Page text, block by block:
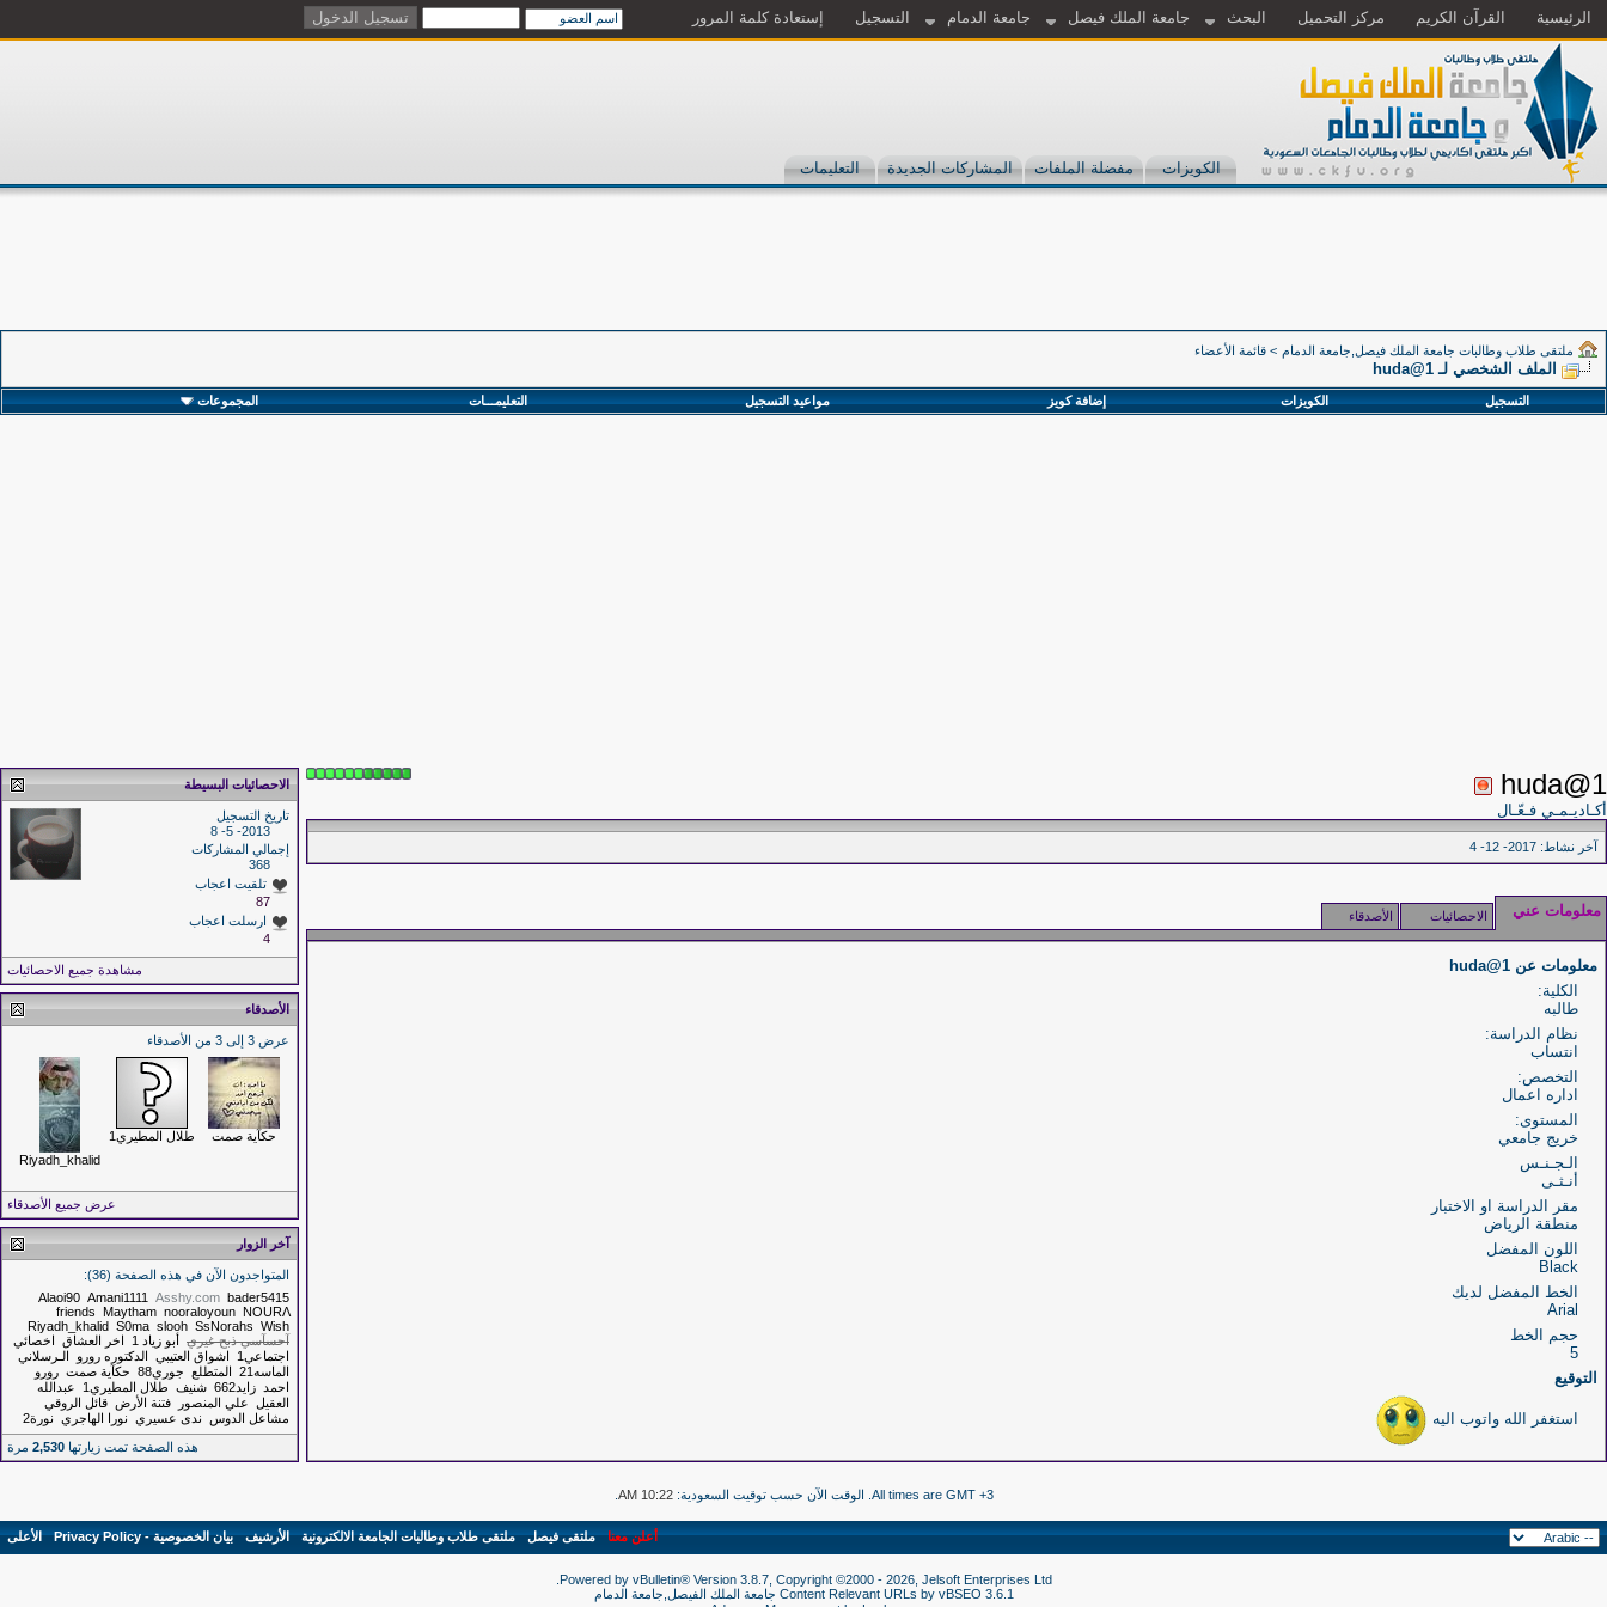
الرئيسية القرآن الكريم مركز التحميل البحث جامعة الملك فيصل جامعة الدمام التسجيل إستعادة كلمة المرور
الكويزات مفضلة الملفات المشاركات الجديدة التعليمات
ملتقى طلاب وطالبات جامعة الملك فيصل,جامعة الدمام > قائمة الأعضاء
الملف الشخصي لـ huda@1
التسجيل الكويزات إضافة كويز مواعيد التسجيل التعليمـــات المجموعات
huda@1
أكـاديـمـي فـعّـال
آخر نشاط:
معلومات عني الاحصائيات الأصدقاء
معلومات عن huda@1
الكلية:
طالبه
نظام الدراسة:
انتساب
التخصص:
اداره اعمال
المستوى:
خريج جامعي
الـجـنـس
أنـثـى
مقر الدراسة او الاختبار
منطقة الرياض
اللون المفضل
Black
الخط المفضل لديك
Arial
حجم الخط
5
التوقيع
استغفر الله واتوب اليه
الاحصائيات البسيطة
تاريخ التسجيل
2013- 5- 8
إجمالي المشاركات
368
تلقيت اعجاب
87
ارسلت اعجاب
4
مشاهدة جميع الاحصائيات
الأصدقاء
عرض 3 إلى 3 من الأصدقاء
حكآية صمت
طلال المطيري1
Riyadh_khalid
عرض جميع الأصدقاء
آخر الزوار
المتواجدون الآن في هذه الصفحة (36):
Alaoi90 Amani1111 Asshy.com bader5415
friends Maytham nooraloyoun NOURΛ
Riyadh_khalid S0ma slooh SsNorahs Wish
آحسآسي ذبح غيري أبو زياد 1 اخر العشاق اخصائي
اجتماعي1
اشواق العتيبي الدكتوره رورو
الـرسلاني
الماسه21
المتطلع جوري88 حكآية صمت رورو
احمد
زايد662 شنيف طلال المطيري1
عبدالله
العقيل
علي المنصور فتنة الأرض قائل الروقي
مشاعل الدوس
ندى عسيري نورا الهاجري نورة2
هذه الصفحة تمت زيارتها 2,530 مرة
All times are GMT +3. الوقت الآن حسب توقيت السعودية: 10:22 AM
أعلن معنا-ملتقى فيصل-ملتقى طلاب وطالبات الجامعة الالكترونية-الأرشيف-بيان الخصوصية - Privacy Policy -الأعلى
Powered by vBulletin® Version 3.8.7, Copyright ©2000 - 2026, Jelsoft Enterprises Ltd.
Content Relevant URLs by vBSEO 3.6.1
جامعة الملك الفيصل,جامعة الدمام